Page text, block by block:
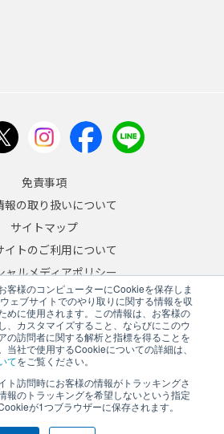
客様のコンピューターにCookieを保存しま
ェブサイトでのやり取りに関する情報を収
めに使用されます。この情報は、お客様の
、カスタマイズすること、ならびにこのウ
の訪問者に関する解析と指標を得ることを
当社で使用するCookieについての詳細は、
てをご覧ください。
ト訪問時にお客様の情報がトラッキングさ
報のトラッキングを希望しないという指定
が1つブラウザーに保存されます。
免責事項
報の取り扱いについて
サイトマップ
イトのご利用について
ャルメディアポリシー
勢力への対応について
JA/EN
A&D Company, Limited